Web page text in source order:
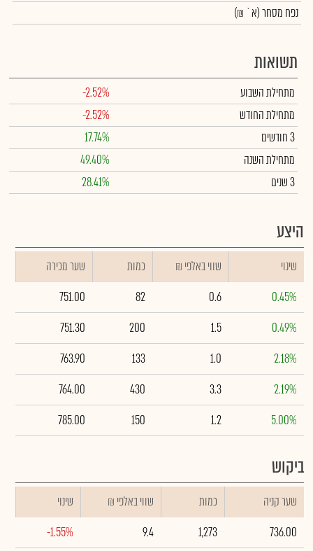
נפח מסחר(א` ₪)
תשואות
מתחילת השבוע
-2.52%
מתחילת החודש
-2.52%
3 חודשים
17.74%
מתחילת השנה
49.40%
3 שנים
28.41%
היצע
שינוי ₪ שווי באלפי כמות
שער מכירה
0.45%
0.6
82
751.00
0.49%
1.5
200
751.30
2.18%
1.0
133
763.90
2.19%
3.3
430
764.00
5.00%
1.2
150
785.00
ביקוש
שער קניה כמות ₪ שווי באלפי
שינוי
736.00
1,273
9.4
-1.55%